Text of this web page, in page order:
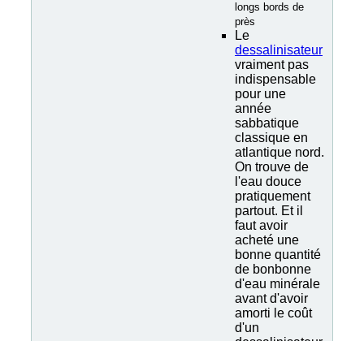
longs bords de
près
Le
dessalinisateur
vraiment pas
indispensable
pour une
année
sabbatique
classique en
atlantique nord.
On trouve de
l'eau douce
pratiquement
partout. Et il
faut avoir
acheté une
bonne quantité
de bonbonne
d'eau minérale
avant d'avoir
amorti le coût
d'un